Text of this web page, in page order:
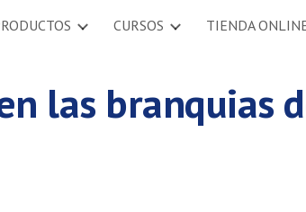
Skip to navigation
CURSOS TIENDA
las branquias